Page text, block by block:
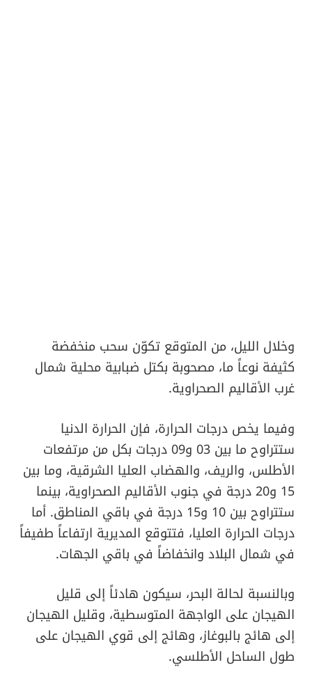
وخلال الليل، من المتوقع تكوّن سحب منخفضة
كثيفة نوعاً ما، مصحوبة بكتل ضبابية محلية شمال
غرب الأقاليم الصحراوية.
وفيما يخص درجات الحرارة، فإن الحرارة الدنيا
ستتراوح ما بين 03 و09 درجات بكل من مرتفعات
الأطلس، والريف، والهضاب العليا الشرقية، وما بين
15 و20 درجة في جنوب الأقاليم الصحراوية، بينما
ستتراوح بين 10 و15 درجة في باقي المناطق. أما
درجات الحرارة العليا، فتتوقع المديرية ارتفاعاً طفيفاً
في شمال البلاد وانخفاضاً في باقي الجهات.
وبالنسبة لحالة البحر، سيكون هادئاً إلى قليل
الهيجان على الواجهة المتوسطية، وقليل الهيجان
إلى هائج بالبوغاز، وهائج إلى قوي الهيجان على
طول الساحل الأطلسي.